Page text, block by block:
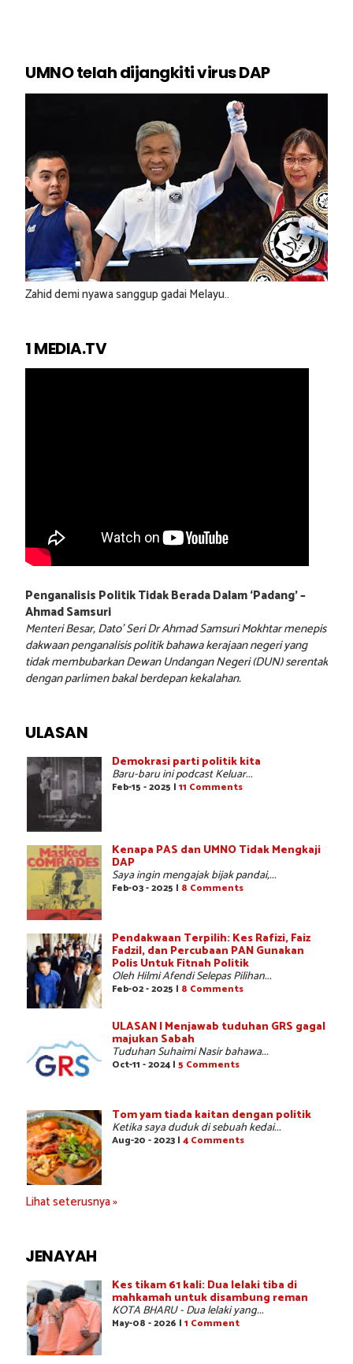
UMNO telah dijangkiti virus DAP
Zahid demi nyawa sanggup gadai Melayu..
1 MEDIA.TV
Penganalisis Politik Tidak Berada Dalam ‘Padang’ –
Ahmad Samsuri
Menteri Besar, Dato’ Seri Dr Ahmad Samsuri Mokhtar menepis
dakwaan penganalisis politik bahawa kerajaan negeri yang
tidak membubarkan Dewan Undangan Negeri (DUN) serentak
dengan parlimen bakal berdepan kekalahan.
ULASAN
Demokrasi parti politik kita
Baru-baru ini podcast Keluar...
Feb-15 - 2025 | 11 Comments
Kenapa PAS dan UMNO Tidak Mengkaji
DAP
Saya ingin mengajak bijak pandai,...
Feb-03 - 2025 | 8 Comments
Pendakwaan Terpilih: Kes Rafizi, Faiz
Fadzil, dan Percubaan PAN Gunakan
Polis Untuk Fitnah Politik
Oleh Hilmi Afendi Selepas Pilihan...
Feb-02 - 2025 | 8 Comments
ULASAN | Menjawab tuduhan GRS gagal
majukan Sabah
Tuduhan Suhaimi Nasir bahawa...
Oct-11 - 2024 | 5 Comments
Tom yam tiada kaitan dengan politik
Ketika saya duduk di sebuah kedai...
Aug-20 - 2023 | 4 Comments
Lihat seterusnya »
JENAYAH
Kes tikam 61 kali: Dua lelaki tiba di
mahkamah untuk disambung reman
KOTA BHARU - Dua lelaki yang...
May-08 - 2026 | 1 Comment